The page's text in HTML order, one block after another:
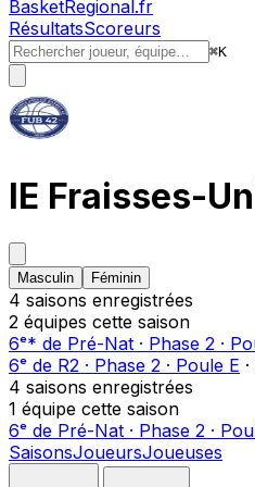
BasketRegional.fr
RésultatsScoreurs
⌘K
IE Fraisses-
Masculin Féminin
4 saisons enregistrées
2 équipes cette saison
6ᵉ* de Pré-Nat · Phase 2 ·
6ᵉ de R2 · Phase 2 · Poule E ·
4 saisons enregistrées
1 équipe cette saison
6ᵉ de Pré-Nat · Phase 2 ·
SaisonsJoueursJoueuses